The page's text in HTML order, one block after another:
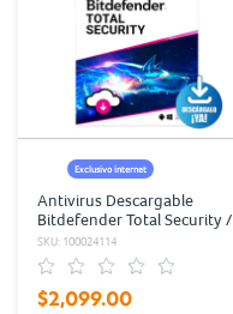
Exclusivo internet
Antivirus Descargable
Bitdefender Total Security /
1 año / 10 usuarios
SKU: 100024114
$2,099.00